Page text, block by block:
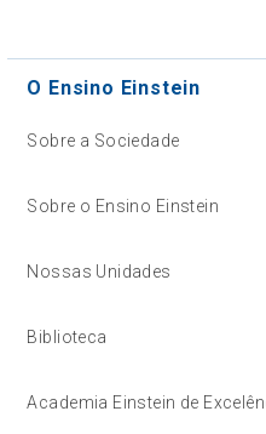
O Ensino Einstein
Sobre a Sociedade
Sobre o Ensino Einstein
Nossas Unidades
Biblioteca
Academia Einstein de